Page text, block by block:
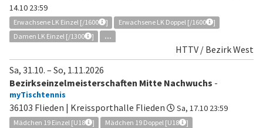
14.10 23:59
Erwachsene LK Einzel [/1600 ] Erwachsene LK Doppel [/1600
]
Damen LK Einzel [/1300
] ...
HTTV / Bezirk West
Sa, 31.10. – So, 1.11.2026
Bezirkseinzelmeisterschaften Mitte Nachwuchs -
myTischtennis
36103 Flieden | Kreissporthalle Flieden Sa, 17.10 23:59
Mädchen 19 Einzel [U18 ] Mädchen 19 Doppel [U18
]